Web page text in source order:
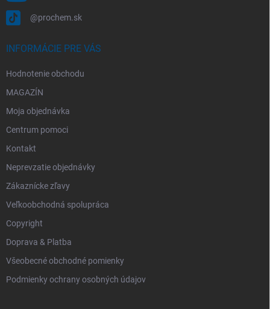
@prochem.sk
INFORMÁCIE PRE VÁS
Hodnotenie obchodu
MAGAZÍN
Moja objednávka
Centrum pomoci
Kontakt
Neprevzatie objednávky
Zákaznícke zľavy
Veľkoobchodná spolupráca
Copyright
Doprava & Platba
Všeobecné obchodné pomienky
Podmienky ochrany osobných údajov